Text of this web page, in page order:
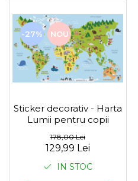
-27% NOU
Sticker decorativ - Harta
Lumii pentru copii
178,00 Lei
129,99 Lei
IN STOC